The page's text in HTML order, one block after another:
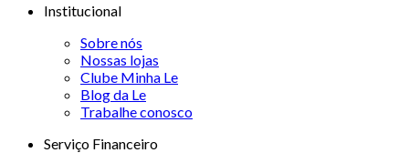
Institucional
Sobre nós
Nossas lojas
Clube Minha Le
Blog da Le
Trabalhe conosco
Serviço Financeiro